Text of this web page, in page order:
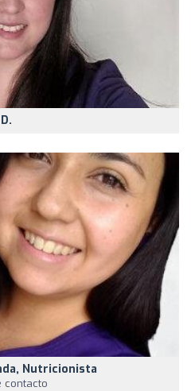
Nutricionista
contacto